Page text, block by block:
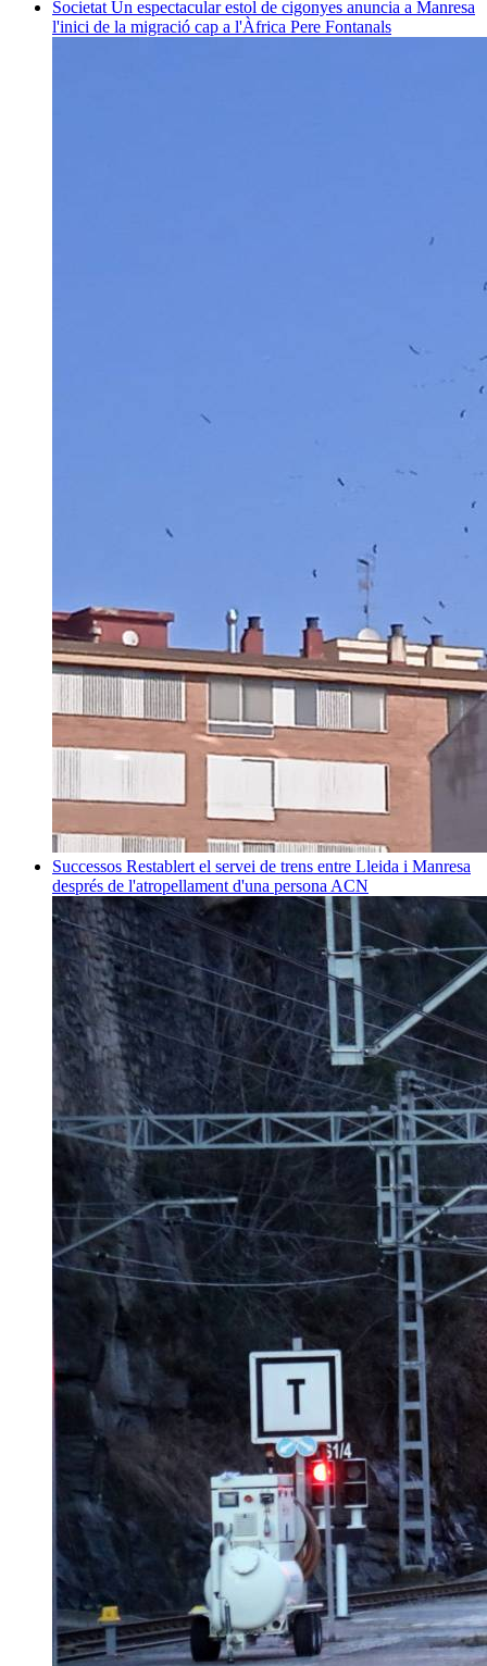
Societat Un espectacular estol de cigonyes anuncia a Manresa
l'inici de la migració cap a l'Àfrica Pere Fontanals
Successos Restablert el servei de trens entre Lleida i Manresa
després de l'atropellament d'una persona ACN